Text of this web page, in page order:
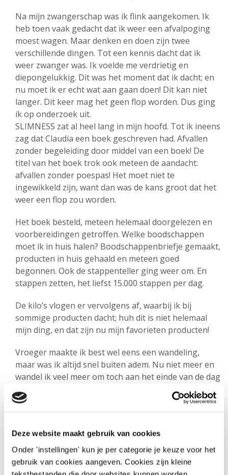
Deze website maakt gebruik van cookies
Onder 'instellingen' kun je per categorie je keuze voor het
gebruik van cookies aangeven. Cookies zijn kleine
Na mijn zwangerschap was ik flink aangekomen. Ik
heb toen vaak gedacht dat ik weer een afvalpoging
moest wagen. Maar denken en doen zijn twee
verschillende dingen. Tot een kennis dacht dat ik
weer zwanger was. Ik voelde me verdrietig en
diepongelukkig. Dit was het moment dat ik dacht; en
nu moet ik er echt wat aan gaan doen! Dit kan niet
langer. Dit keer mag het geen flop worden. Dus ging
ik op onderzoek uit.
SLIMNESS zat al heel lang in mijn hoofd. Tot ik ineens
zag dat Claudia een boek geschreven had. Afvallen
zonder begeleiding door middel van een boek! De
titel van het boek trok ook meteen de aandacht:
afvallen zonder poespas! Het moet niet te
ingewikkeld zijn, want dan was de kans groot dat het
weer een flop zou worden.
Het boek besteld, meteen helemaal doorgelezen en
voorbereidingen getroffen. Welke boodschappen
moet ik in huis halen? Boodschappenbriefje gemaakt,
producten in huis gehaald en meteen goed
begonnen. Ook de stappenteller ging weer om. En
stappen zetten, het liefst 15.000 stappen per dag.
De kilo’s vlogen er vervolgens af, waarbij ik bij
sommige producten dacht; huh dit is niet helemaal
mijn ding, en dat zijn nu mijn favorieten producten!
Vroeger maakte ik best wel eens een wandeling,
maar was ik altijd snel buiten adem. Nu niet meer en
wandel ik veel meer om toch aan het einde van de dag
aan die 15.000 stappen te komen. Ik geniet er nu ook
van. Ik vind het heerlijk!
vel. Ik heb mijn hele levensstijl veranderd naar een
nieuw en gezondere levensstijl. Met deze
afslankmethode weet ik nu precies wat wel en niet
gezond is.